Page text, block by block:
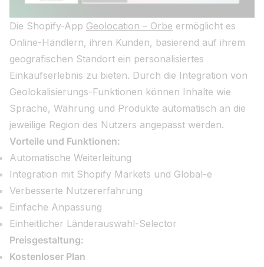
Die Shopify-App Geolocation – Orbe ermöglicht es
Online-Händlern, ihren Kunden, basierend auf ihrem
geografischen Standort ein personalisiertes
Einkaufserlebnis zu bieten. Durch die Integration von
Geolokalisierungs-Funktionen können Inhalte wie
Sprache, Währung und Produkte automatisch an die
jeweilige Region des Nutzers angepasst werden.
Vorteile und Funktionen:
Automatische Weiterleitung
Integration mit Shopify Markets und Global-e
Verbesserte Nutzererfahrung
Einfache Anpassung
Einheitlicher Länderauswahl-Selector
Preisgestaltung:
Kostenloser Plan